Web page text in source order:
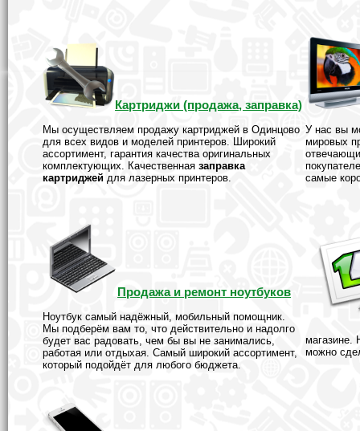
Картриджи (продажа, заправка)
Мы осуществляем продажу картриджей в Одинцово
для всех видов и моделей принтеров. Широкий
ассортимент, гарантия качества оригинальных
комплектующих. Качественная заправка
картриджей для лазерных принтеров.
У нас вы
мировых
самые
Продажа и ремонт ноутбуков
Ноутбук самый надёжный, мобильный помощник.
Мы подберём вам то, что действительно и надолго
будет вас радовать, чем бы вы не занимались,
работая или отдыхая. Самый широкий ассортимент,
который подойдёт для любого бюджета.
магазине.
можно